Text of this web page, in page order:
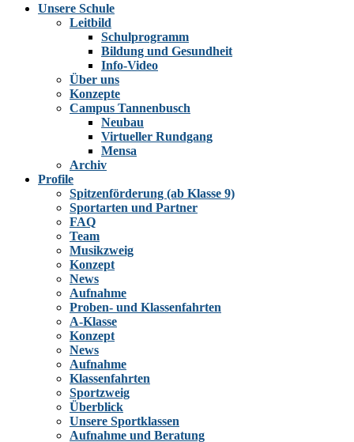
Unsere Schule
Leitbild
Schulprogramm
Bildung und Gesundheit
Info-Video
Über uns
Konzepte
Campus Tannenbusch
Neubau
Virtueller Rundgang
Mensa
Archiv
Profile
Spitzenförderung (ab Klasse 9)
Sportarten und Partner
FAQ
Team
Musikzweig
Konzept
News
Aufnahme
Proben- und Klassenfahrten
A-Klasse
Konzept
News
Aufnahme
Klassenfahrten
Sportzweig
Überblick
Unsere Sportklassen
Aufnahme und Beratung